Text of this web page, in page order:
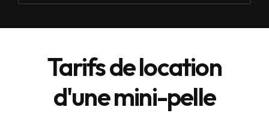
Tarifs de location
d'une mini-pelle